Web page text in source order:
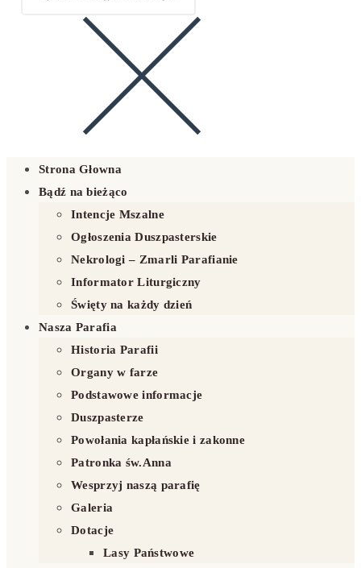
Strona Głowna
Bądź na bieżąco
Intencje Mszalne
Ogłoszenia Duszpasterskie
Nekrologi – Zmarli Parafianie
Informator Liturgiczny
Święty na każdy dzień
Nasza Parafia
Historia Parafii
Organy w farze
Podstawowe informacje
Duszpasterze
Powołania kapłańskie i zakonne
Patronka św.Anna
Wesprzyj naszą parafię
Galeria
Dotacje
Lasy Państwowe